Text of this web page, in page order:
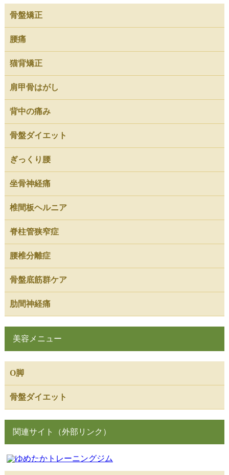
骨盤矯正
腰痛
猫背矯正
肩甲骨はがし
背中の痛み
骨盤ダイエット
ぎっくり腰
坐骨神経痛
椎間板ヘルニア
脊柱管狭窄症
腰椎分離症
骨盤底筋群ケア
肋間神経痛
美容メニュー
O脚
骨盤ダイエット
関連サイト（外部リンク）